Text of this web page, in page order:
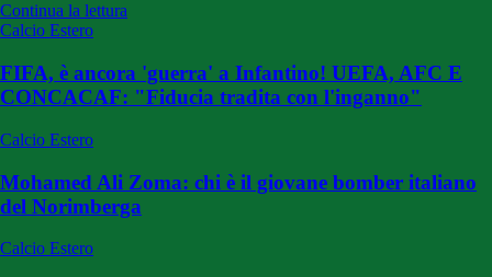
Continua la lettura
Calcio Estero
FIFA, è ancora 'guerra' a Infantino! UEFA, AFC E
CONCACAF: "Fiducia tradita con l'inganno"
Calcio Estero
Mohamed Ali Zoma: chi è il giovane bomber italiano
del Norimberga
Calcio Estero